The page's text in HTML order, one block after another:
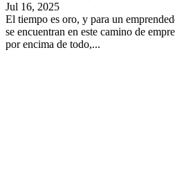
Jul 16, 2025
El tiempo es oro, y para un
se encuentran en este camino de
por encima de todo,...